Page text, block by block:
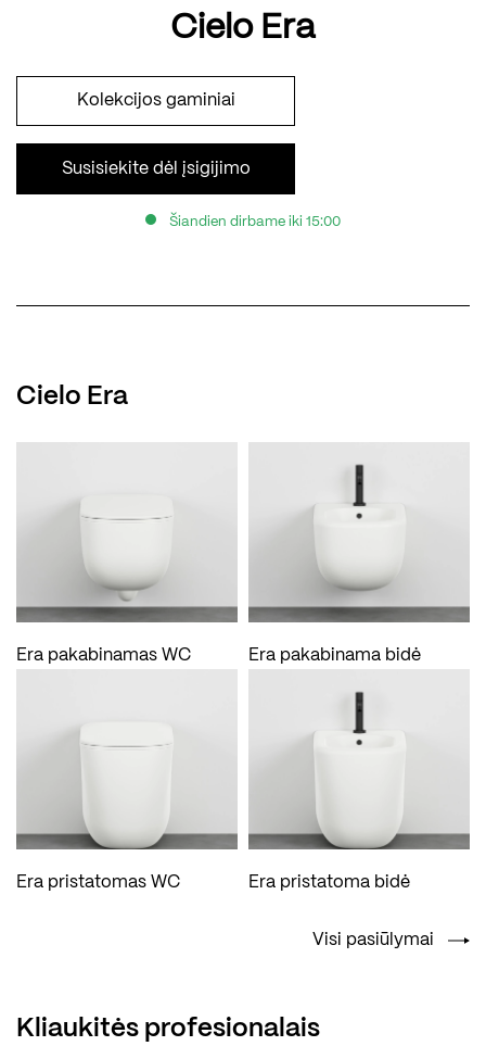
Cielo Era
Kolekcijos gaminiai
Susisiekite dėl įsigijimo
Šiandien dirbame iki 15:00
Cielo Era
Era pakabinamas WC Era pakabinama bidė
Era pristatomas WC Era pristatoma bidė
Visi pasiūlymai
Kliaukitės profesionalais